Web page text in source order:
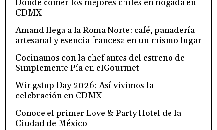
Dónde comer los mejores chiles en nogada en
CDMX
Amand llega a la Roma Norte: café, panadería
artesanal y esencia francesa en un mismo lugar
Cocinamos con la chef antes del estreno de
Simplemente Pía en elGourmet
Wingstop Day 2026: Así vivimos la
celebración en CDMX
Conoce el primer Love & Party Hotel de la
Ciudad de México